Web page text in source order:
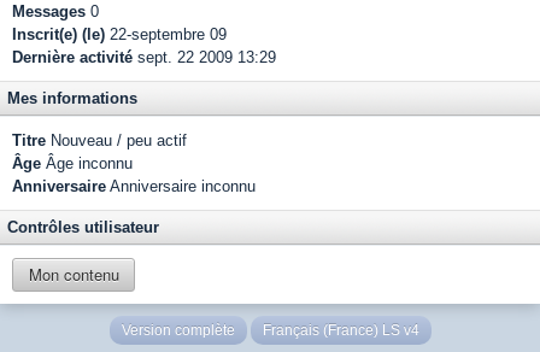
Messages 0
Inscrit(e) (le) 22-septembre 09
Dernière activité sept. 22 2009 13:29
Mes informations
Titre Nouveau / peu actif
Âge Âge inconnu
Anniversaire Anniversaire inconnu
Contrôles utilisateur
Mon contenu
Version complète Français (France) LS v4